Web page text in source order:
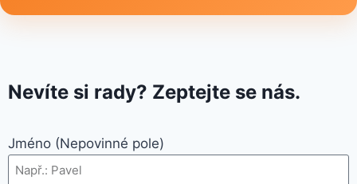
Nevíte si rady? Zeptejte se nás.
Jméno (Nepovinné pole)